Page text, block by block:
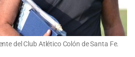
del Club Atlético Colón de Santa Fe.